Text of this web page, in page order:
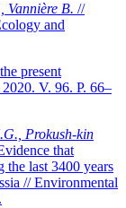
Vannière B. //
and
present
V. 96. P. 66–
Prokush-kin
that
the last 3400 years
// Environmental